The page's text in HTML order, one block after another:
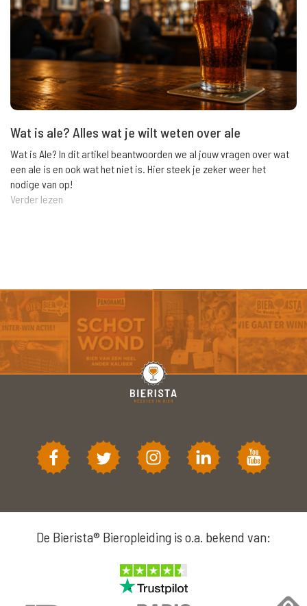
Wat is ale? Alles wat je wilt weten over ale
Wat is Ale? In dit artikel beantwoorden we al jouw vragen over wat
een ale is en ook wat het niet is. Hier steek je zeker weer het
nodige van op!
Verder lezen
De Bierista® Bieropleiding is o.a. bekend van: